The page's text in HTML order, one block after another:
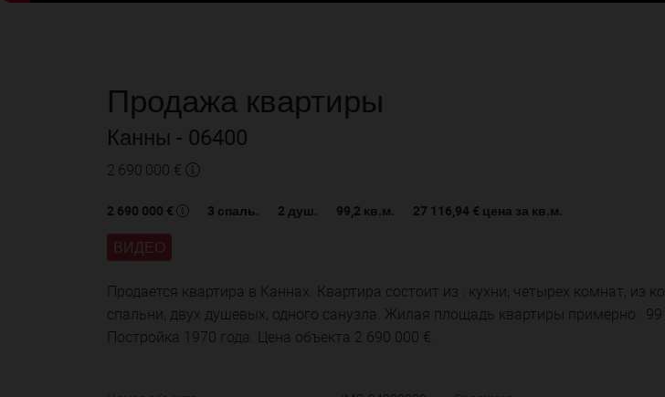
Продажа квартиры
Канны - 06400
2 690 000 €
2 690 000 € 3 спаль. 2 душ. 99,2 кв.м. 27 116,94 € цена за кв.м.
ВИДЕО
Продается квартира в Каннах. Квартира состоит из : кухни, четырех комнат, из
спальни, двух душевых, одного санузла. Жилая площадь квартиры примерно : 99
Постройка 1970 года. Цена объекта 2 690 000 €.